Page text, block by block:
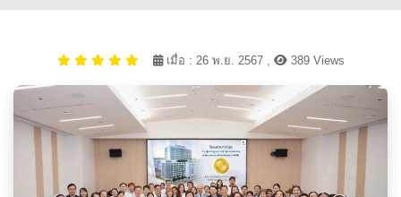
เมื่อ : 26 พ.ย. 2567 , 389 Views